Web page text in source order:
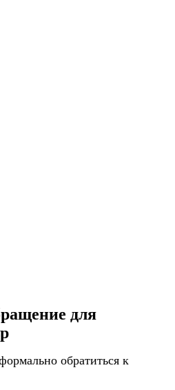
для
обратиться к